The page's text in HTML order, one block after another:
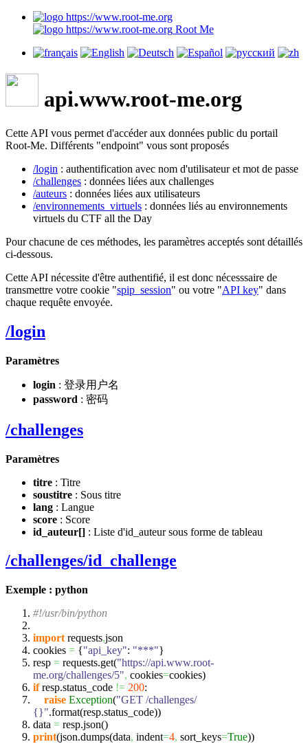
Root Me
api.www.root-me.org
Cette API vous permet d'accéder aux données public du portail
Root-Me. Différents "endpoint" vous sont proposés
/login : authentification avec nom d'utilisateur et mot de passe
/challenges : données liées aux challenges
/auteurs : données liées aux utilisateurs
/environnements_virtuels : données liés au environnements
virtuels du CTF all the Day
Pour chacune de ces méthodes, les paramètres acceptés sont détaillés
ci-dessous.
Cette API nécessite d'être authentifié, il est donc nécesssaire de
transmettre votre cookie "spip_session" ou votre "API key" dans
chaque requête envoyée.
/login
Paramètres
login : 登录用户名
password : 密码
/challenges
Paramètres
titre : Titre
soustitre : Sous titre
lang : Langue
score : Score
id_auteur[] : Liste d'id_auteur sous forme de tableau
/challenges/id_challenge
Exemple : python
#!/usr/bin/python
import requests,json
cookies = {"api_key": "***"}
resp = requests.get("https://api.www.root-
me.org/challenges/5", cookies=cookies)
ifresp.status_code != 200:
raise Exception("GET /challenges/
{}".format(resp.status_code))
data = resp.json()
print(json.dumps(data, indent=4, sort_keys=True))